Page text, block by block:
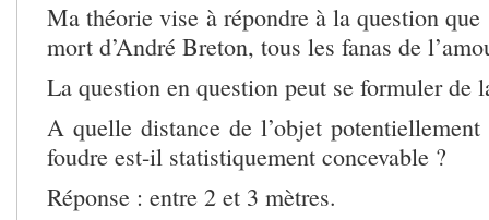
Ma théorie vise à répondre à la question
mort d’André Breton, tous les fanas de
La question en question peut se formuler de
A quelle distance de l’objet
foudre est-il statistiquement concevable ?
Réponse : entre 2 et 3 mètres.